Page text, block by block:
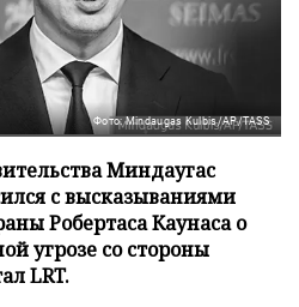
Фото: Mindaugas Kulbis/AP/TASS
Миндаугас
с высказываниями
Робертаса Каунаса о
угрозе со стороны
LRT.